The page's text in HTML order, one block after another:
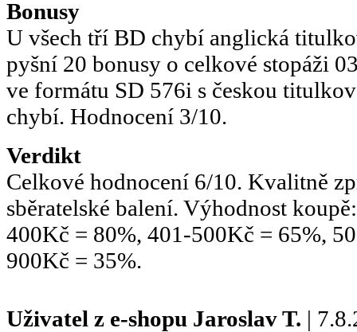
Bonusy
U všech tří BD chybí anglická
pyšní 20 bonusy o celkové stopáži
ve formátu SD 576i s českou
chybí. Hodnocení 3/10.
Verdikt
Celkové hodnocení 6/10. Kvalitně
sběratelské balení. Výhodnost
400Kč = 80%, 401-500Kč = 65%,
900Kč = 35%.
Uživatel z e-shopu Jaroslav T. |